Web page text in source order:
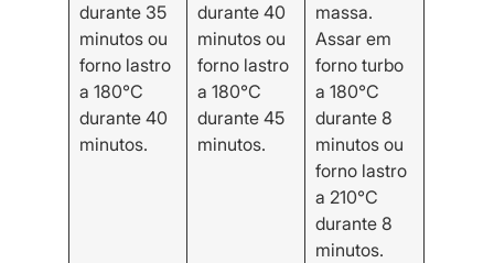
durante 35
minutos ou
forno lastro
a 180°C
durante 40
minutos.
durante 40
minutos ou
forno lastro
a 180°C
durante 45
minutos.
massa.
Assar em
forno turbo
a 180°C
durante 8
minutos ou
forno lastro
a 210°C
durante 8
minutos.